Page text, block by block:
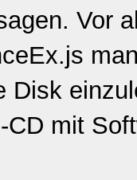
Vor
Disk
mit